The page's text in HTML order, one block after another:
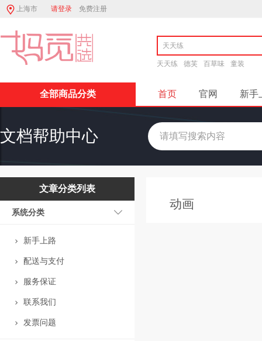
上海市 请登录 免费注册
天天练 德芙 百草味 童装
全部商品分类 首页 官网 新手
文档帮助中心
文章分类列表
系统分类
新手上路
配送与支付
服务保证
联系我们
发票问题
动画